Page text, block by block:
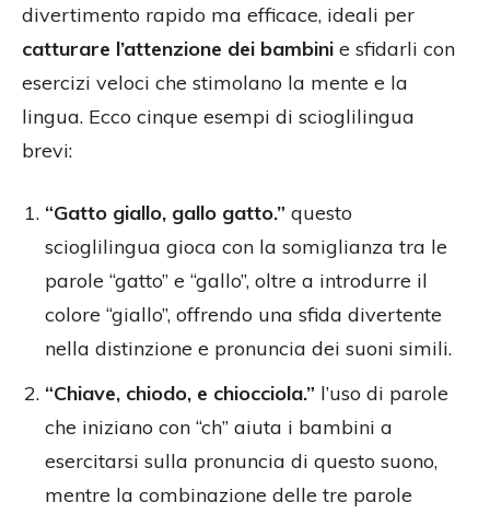
divertimento rapido ma efficace, ideali per
catturare l’attenzione dei bambini e sfidarli con
esercizi veloci che stimolano la mente e la
lingua. Ecco cinque esempi di scioglilingua
brevi:
“Gatto giallo, gallo gatto.” questo
scioglilingua gioca con la somiglianza tra le
parole “gatto” e “gallo”, oltre a introdurre il
colore “giallo”, offrendo una sfida divertente
nella distinzione e pronuncia dei suoni simili.
“Chiave, chiodo, e chiocciola.” l’uso di parole
che iniziano con “ch” aiuta i bambini a
esercitarsi sulla pronuncia di questo suono,
mentre la combinazione delle tre parole